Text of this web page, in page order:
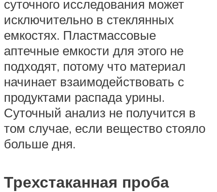
суточного исследования может
исключительно в стеклянных
емкостях. Пластмассовые
аптечные емкости для этого не
подходят, потому что материал
начинает взаимодействовать с
продуктами распада урины.
Суточный анализ не получится в
том случае, если вещество стояло
больше дня.
Трехстаканная проба